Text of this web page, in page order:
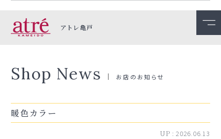
アトレ亀戸
Shop News お店のお知らせ
暖色カラー
UP :2026.06.13